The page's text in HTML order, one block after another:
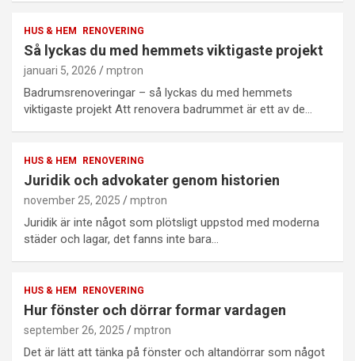
HUS & HEM RENOVERING
Så lyckas du med hemmets viktigaste projekt
januari 5, 2026 mptron
Badrumsrenoveringar – så lyckas du med hemmets
viktigaste projekt Att renovera badrummet är ett av de…
HUS & HEM RENOVERING
Juridik och advokater genom historien
november 25, 2025 mptron
Juridik är inte något som plötsligt uppstod med moderna
städer och lagar, det fanns inte bara…
HUS & HEM RENOVERING
Hur fönster och dörrar formar vardagen
september 26, 2025 mptron
Det är lätt att tänka på fönster och altandörrar som något